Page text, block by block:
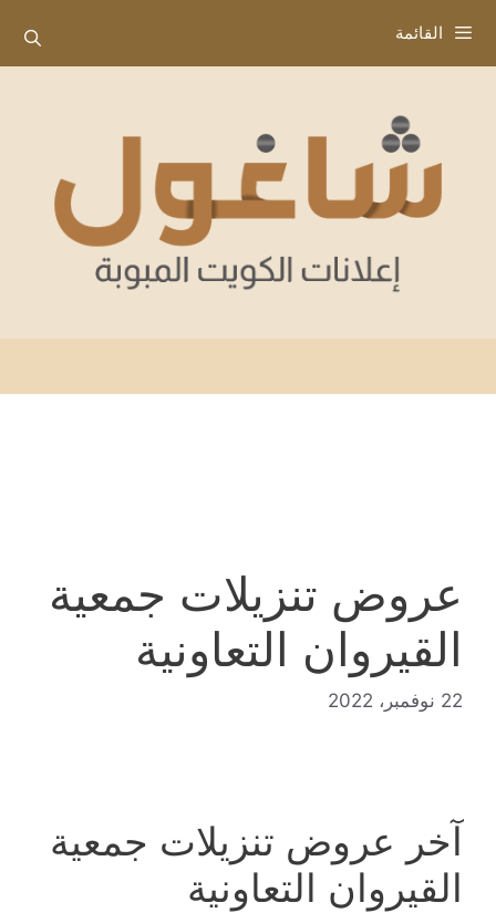
إلى
المحتوى
القائمة
عروض تنزيلات جمعية
القيروان التعاونية
22 نوفمبر، 2022
آخر عروض تنزيلات جمعية
القيروان التعاونية